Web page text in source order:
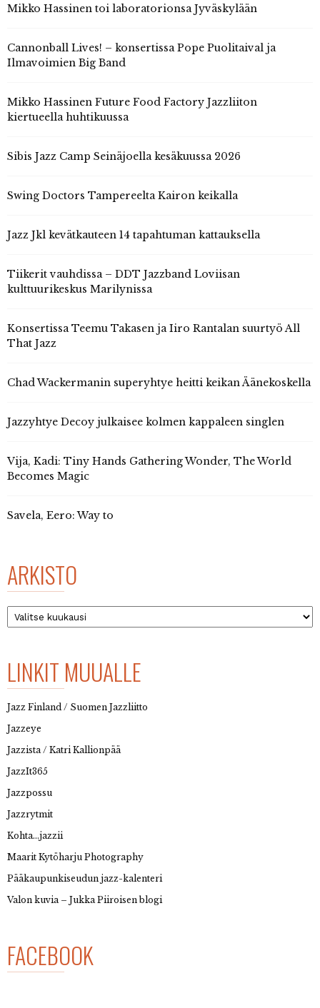
Mikko Hassinen toi laboratorionsa Jyväskylään
Cannonball Lives! – konsertissa Pope Puolitaival ja
Ilmavoimien Big Band
Mikko Hassinen Future Food Factory Jazzliiton
kiertueella huhtikuussa
Sibis Jazz Camp Seinäjoella kesäkuussa 2026
Swing Doctors Tampereelta Kairon keikalla
Jazz Jkl kevätkauteen 14 tapahtuman kattauksella
Tiikerit vauhdissa – DDT Jazzband Loviisan
kulttuurikeskus Marilynissa
Konsertissa Teemu Takasen ja Iiro Rantalan suurtyö All
That Jazz
Chad Wackermanin superyhtye heitti keikan Äänekoskella
Jazzyhtye Decoy julkaisee kolmen kappaleen singlen
Vija, Kadi: Tiny Hands Gathering Wonder, The World
Becomes Magic
Savela, Eero: Way to
ARKISTO
Arkisto
LINKIT MUUALLE
Jazz Finland / Suomen Jazzliitto
Jazzeye
Jazzista / Katri Kallionpää
JazzIt365
Jazzpossu
Jazzrytmit
Kohta…jazzii
Maarit Kytöharju Photography
Pääkaupunkiseudun jazz-kalenteri
Valon kuvia – Jukka Piiroisen blogi
FACEBOOK